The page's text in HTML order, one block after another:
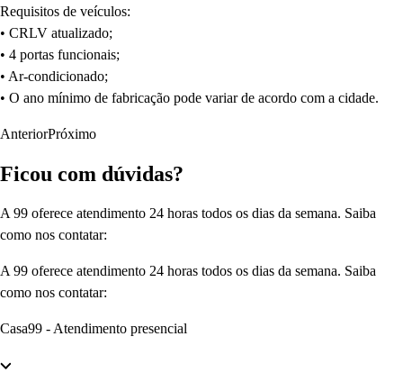
Requisitos de veículos:
• CRLV atualizado;
• 4 portas funcionais;
• Ar-condicionado;
• O ano mínimo de fabricação pode variar de acordo com a cidade.
AnteriorPróximo
Ficou com dúvidas?
A 99 oferece atendimento 24 horas todos os dias da semana. Saiba
como nos contatar:
A 99 oferece atendimento 24 horas todos os dias da semana. Saiba
como nos contatar:
Casa99 - Atendimento presencial